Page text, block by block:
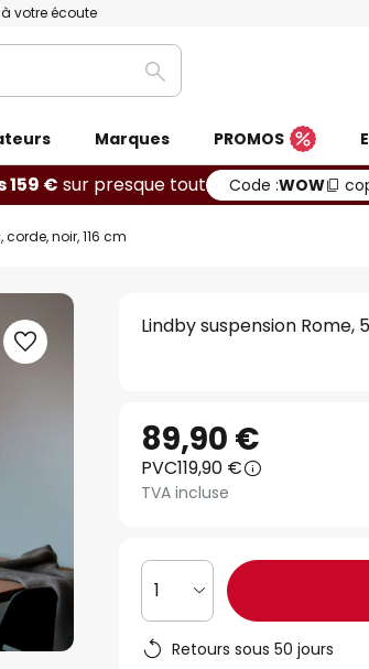
à votre écoute
Rechercher
Marques PROMOS
159 € sur presque tout Code :WOW
noir, 116 cm
Lindby suspension Rome,
89,90 €
PVC119,90 €
TVA incluse
1
Retours sous 50 jours